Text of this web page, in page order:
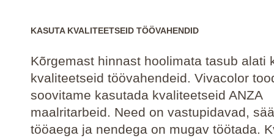
KASUTA KVALITEETSEID TÖÖVAHENDID
Kõrgemast hinnast hoolimata tasub alati
kvaliteetseid töövahendeid. Vivacolor
soovitame kasutada kvaliteetseid ANZA
maalritarbeid. Need on vastupidavad,
tööaega ja nendega on mugav töötada.